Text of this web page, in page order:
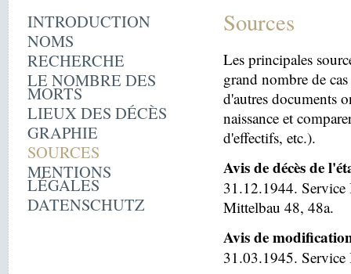
INTRODUCTION
NOMS
RECHERCHE
LE NOMBRE DES
MORTS
LIEUX DES DÉCÈS
GRAPHIE
SOURCES
MENTIONS
LÉGALES
DATENSCHUTZ
Sources
Les principales
grand nombre de
d'autres documents
naissance et
d'effectifs, etc.).
Avis de décès de
31.12.1944. Service
Mittelbau 48, 48a.
Avis de
31.03.1945. Service